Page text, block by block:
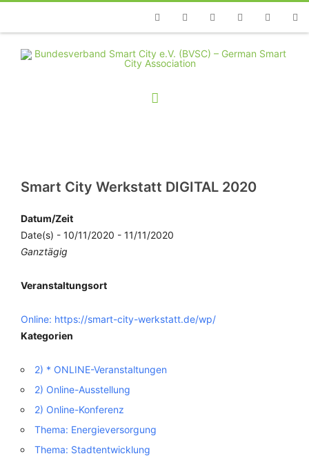
TelefonFacebookTwitterYoutubeInstagramLinkedin
Smart City Werkstatt DIGITAL 2020
Datum/Zeit
Date(s) - 10/11/2020 - 11/11/2020
Ganztägig
Veranstaltungsort
Online: https://smart-city-werkstatt.de/wp/
Kategorien
2) * ONLINE-Veranstaltungen
2) Online-Ausstellung
2) Online-Konferenz
Thema: Energieversorgung
Thema: Stadtentwicklung